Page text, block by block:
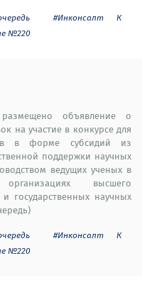
#Инконсалт К
№220
объявление о
на участие в конкурсе для
в форме субсидий из
поддержки научных
ведущих ученых в
высшего
государственных научных
#Инконсалт К
№220